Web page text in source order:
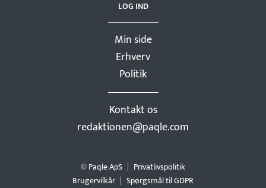
Min side
Erhverv
Politik
Kontakt os
redaktionen@paqle.com
LOG IND
© Paqle ApS
Privatlivspolitik
Brugervilkår
Spørgsmål til GDPR